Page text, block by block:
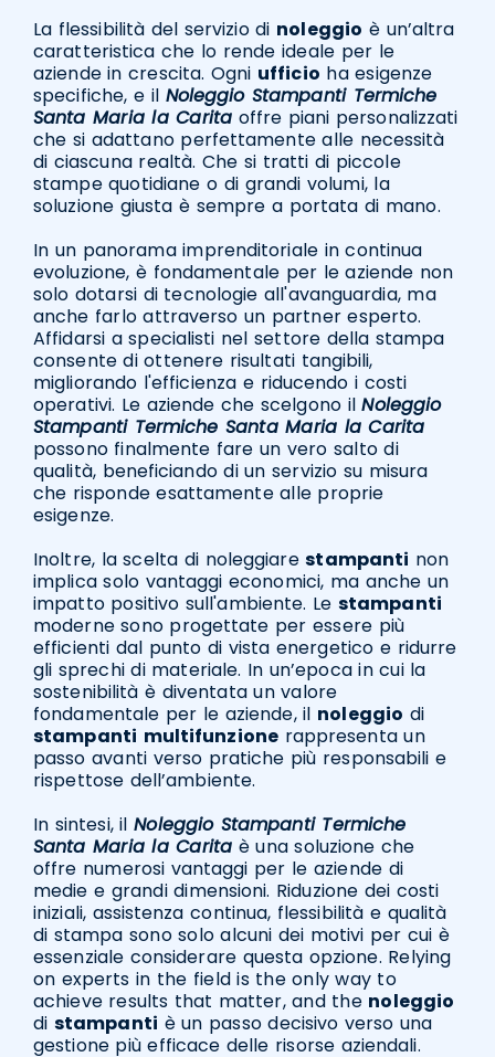
La flessibilità del servizio di noleggio è un’altra
caratteristica che lo rende ideale per le
aziende in crescita. Ogni ufficio ha esigenze
specifiche, e il Noleggio Stampanti Termiche
Santa Maria la Caritaoffre piani personalizzati
che si adattano perfettamente alle necessità
di ciascuna realtà. Che si tratti di piccole
stampe quotidiane o di grandi volumi, la
soluzione giusta è sempre a portata di mano.
In un panorama imprenditoriale in continua
evoluzione, è fondamentale per le aziende non
solo dotarsi di tecnologie all'avanguardia, ma
anche farlo attraverso un partner esperto.
Affidarsi a specialisti nel settore della stampa
consente di ottenere risultati tangibili,
migliorando l'efficienza e riducendo i costi
operativi. Le aziende che scelgono ilNoleggio
Stampanti Termiche Santa Maria la Carita
possono finalmente fare un vero salto di
qualità, beneficiando di un servizio su misura
che risponde esattamente alle proprie
esigenze.
Inoltre, la scelta di noleggiarestampanti non
implica solo vantaggi economici, ma anche un
impatto positivo sull'ambiente. Le stampanti
moderne sono progettate per essere più
efficienti dal punto di vista energetico e ridurre
gli sprechi di materiale. In un’epoca in cui la
sostenibilità è diventata un valore
fondamentale per le aziende, il noleggio di
stampanti multifunzionerappresenta un
passo avanti verso pratiche più responsabili e
rispettose dell’ambiente.
In sintesi, ilNoleggio Stampanti Termiche
Santa Maria la Caritaè una soluzione che
offre numerosi vantaggi per le aziende di
medie e grandi dimensioni. Riduzione dei costi
iniziali, assistenza continua, flessibilità e qualità
di stampa sono solo alcuni dei motivi per cui è
essenziale considerare questa opzione. Relying
on experts in the field is the only way to
achieve results that matter, and the noleggio
di stampanti è un passo decisivo verso una
gestione più efficace delle risorse aziendali.